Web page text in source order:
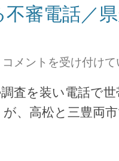
不審電話／
国
査
か
た
コメントを受け付け
査を装い電話で
、高松と三豊両